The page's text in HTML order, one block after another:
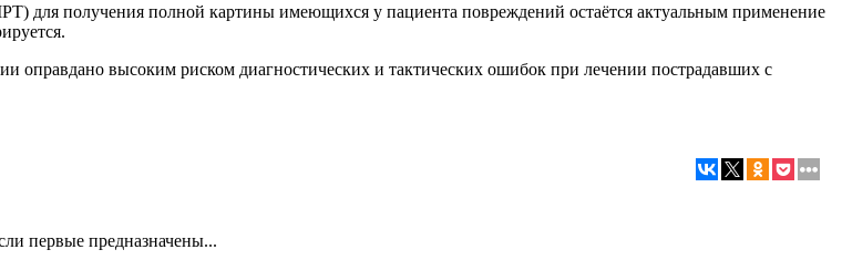
для получения полной картины имеющихся у пациента повреждений остаётся актуальным применение
оправдано высоким риском диагностических и тактических ошибок при лечении пострадавших с
первые предназначены...